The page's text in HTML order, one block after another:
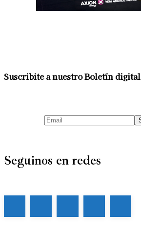
Suscribite a nuestro Boletín digital
Seguinos en redes